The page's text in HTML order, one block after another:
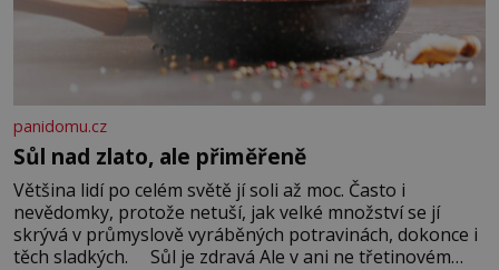
panidomu.cz
Sůl nad zlato, ale přiměřeně
Většina lidí po celém světě jí soli až moc. Často i
nevědomky, protože netuší, jak velké množství se jí
skrývá v průmyslově vyráběných potravinách, dokonce i
těch sladkých. Sůl je zdravá Ale v ani ne třetinovém